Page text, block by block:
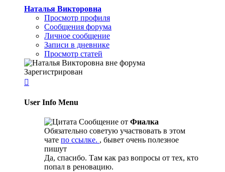
Наталья Викторовна
Просмотр профиля
Сообщения форума
Личное сообщение
Записи в дневнике
Просмотр статей
Зарегистрирован

User Info Menu
Сообщение от Фиалка
Обязательно советую участвовать в этом
чате по ссылке. , бывет очень полезное
пишут
Да, спасибо. Там как раз вопросы от тех, кто
попал в реновацию.